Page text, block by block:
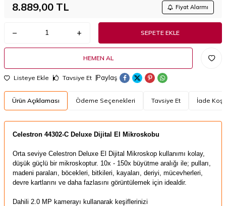
8.889,00 TL Fiyat Alarmı
SEPETE EKLE
HEMEN AL
Listeye Ekle Tavsiye Et Paylaş
Ürün Açıklaması Ödeme Seçenekleri Tavsiye Et İade
​Celestron 44302-C Deluxe Dijital El Mikroskobu
Orta seviye Celestron Deluxe El Dijital Mikroskop kullanımı kolay,
düşük güçlü bir mikroskoptur. 10x - 150x büyütme aralığı ile; pulları,
madeni paraları, böcekleri, bitkileri, kayaları, deriyi, mücevherleri,
devre kartlarını ve daha fazlasını görüntülemek için idealdir.
Dahili 2.0 MP kamerayı kullanarak keşiflerinizi